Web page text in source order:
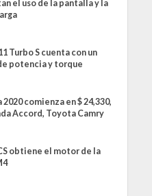
el uso de la pantalla y la
Turbo S cuenta con un
potencia y torque
comienza en $ 24,330,
Accord, Toyota Camry
obtiene el motor de la